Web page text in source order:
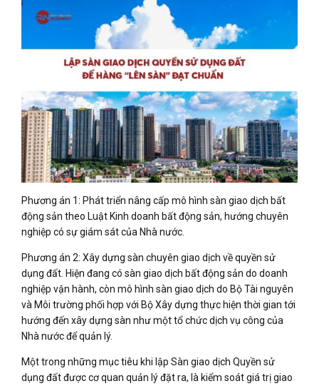
Phương án 1: Phát triển nâng cấp mô hình sàn giao dịch bất
động sản theo Luật Kinh doanh bất động sản, hướng chuyên
nghiệp có sự giám sát của Nhà nước.
Phương án 2: Xây dựng sàn chuyên giao dịch về quyền sử
dụng đất. Hiện đang có sàn giao dịch bất động sản do doanh
nghiệp vận hành, còn mô hình sàn giao dịch do Bộ Tài nguyên
và Môi trường phối hợp với Bộ Xây dựng thực hiện thời gian tới
hướng đến xây dựng sàn như một tổ chức dịch vụ công của
Nhà nước để quản lý.
Một trong những mục tiêu khi lập Sàn giao dịch Quyền sử
dụng đất được cơ quan quản lý đặt ra, là kiểm soát giá trị giao